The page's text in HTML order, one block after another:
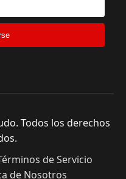
Todos los derechos
de Servicio
de Nosotros